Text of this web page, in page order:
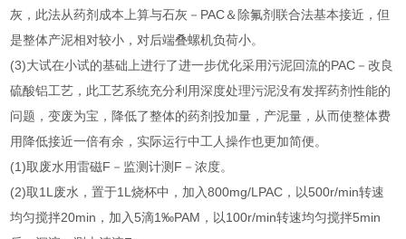
灰，此法从药剂成本上算与石灰－PAC＆除氟剂联合法基本接近，但
是整体产泥相对较小，对后端叠螺机负荷小。
(3)大试在小试的基础上进行了进一步优化采用污泥回流的PAC－改良
硫酸铝工艺，此工艺系统充分利用深度处理污泥没有发挥药剂性能的
问题，变废为宝，降低了整体的药剂投加量，产泥量，从而使整体费
用降低接近一倍有余，实际运行中工人操作也更加简便。
(1)取废水用雷磁F－监测计测F－浓度。
(2)取1L废水，置于1L烧杯中，加入800mg/LPAC，以500r/min转速
均匀搅拌20min，加入5滴1‰PAM，以100r/min转速均匀搅拌5min